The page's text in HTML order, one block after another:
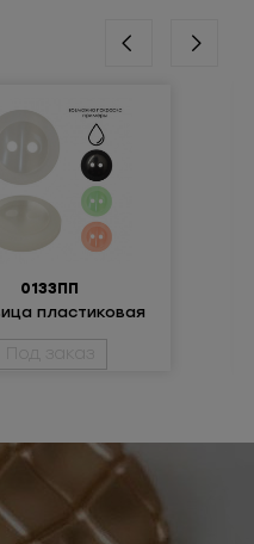
0133ПП
пластиковая
Под заказ